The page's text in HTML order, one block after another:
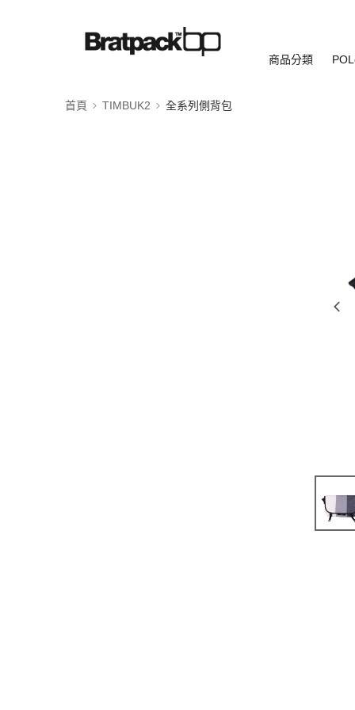
商品分類
首頁 TIMBUK2 全系列側背包